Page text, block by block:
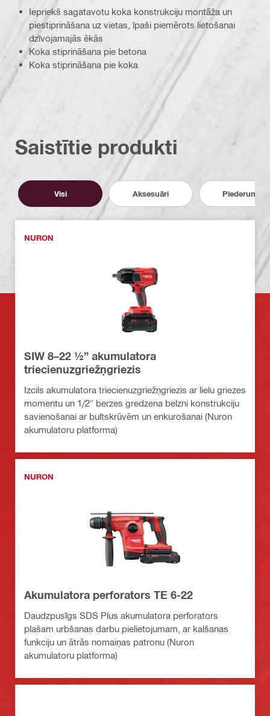
Iepriekš sagatavotu koka konstrukciju montāža un
piestiprināšana uz vietas, īpaši piemērots lietošanai
dzīvojamajās ēkās
Koka stiprināšana pie betona
Koka stiprināšana pie koka
Saistītie produkti
Visi Aksesuāri Piederumi
NURON
SIW 8–22 ½” akumulatora
triecienuzgriežņgriezis
Izcils akumulatora triecienuzgriežņgriezis ar lielu griezes
momentu un 1/2" berzes gredzena belzni konstrukciju
savienošanai ar bultskrūvēm un enkurošanai (Nuron
akumulatoru platforma)
NURON
Akumulatora perforators TE 6-22
Daudzpusīgs SDS Plus akumulatora perforators
plašam urbšanas darbu pielietojumam, ar kalšanas
funkciju un ātrās nomaiņas patronu (Nuron
akumulatoru platforma)